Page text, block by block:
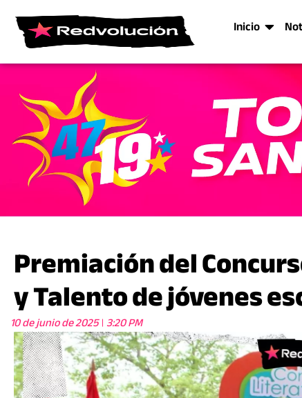
Inicio
Premiación del
y Talento de jóvenes
10 de junio de 2025 3:20 PM